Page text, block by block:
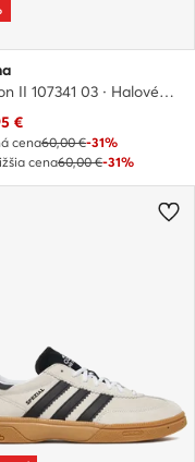
Varion II 107341 03 · Halové topánky
cena
€
cena60,00 €-31%
cena60,00 €-31%